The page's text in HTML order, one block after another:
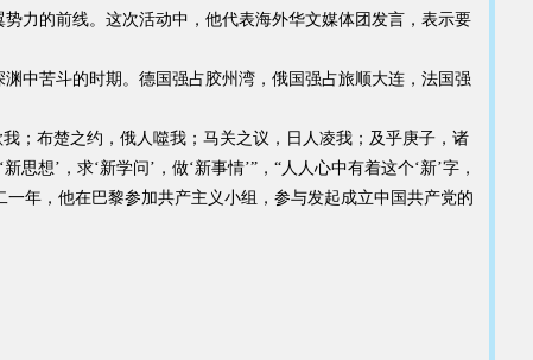
力的前线。这次活动中，他代表海外华文媒体团发言，表示要
中苦斗的时期。德国强占胶州湾，俄国强占旅顺大连，法国强
；布楚之约，俄人噬我；马关之议，日人凌我；及乎庚子，诸
想’，求‘新学问’，做‘新事情’”，“人人心中有着这个‘新’字，
年，他在巴黎参加共产主义小组，参与发起成立中国共产党的